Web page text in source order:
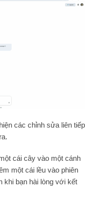
các chỉnh sửa liên tiếp
cái cây vào một cánh
một cái lều vào phiên
khi bạn hài lòng với kết